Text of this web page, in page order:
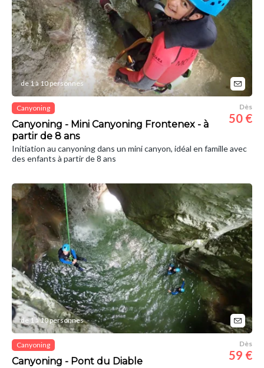
de 1 à 10 personnes
Canyoning
Canyoning - Mini Canyoning Frontenex - à
partir de 8 ans
Dès
50 €
Initiation au canyoning dans un mini canyon, idéal en famille avec
des enfants à partir de 8 ans
de 1 à 10 personnes
Canyoning
Canyoning - Pont du Diable
Dès
59 €